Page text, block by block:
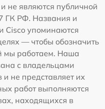
не являются публичной
ГК РФ. Названия и
Cisco упоминаются
— чтобы обозначить
мы работаем. Наша
с владельцами
не представляет их
работ выполняются
находящихся в